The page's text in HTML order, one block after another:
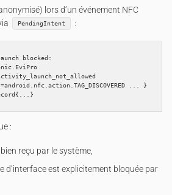
lors d’un événement NFC
PendingIntent :
blocked:
:
reçu par le système,
d’interface est explicitement bloquée par